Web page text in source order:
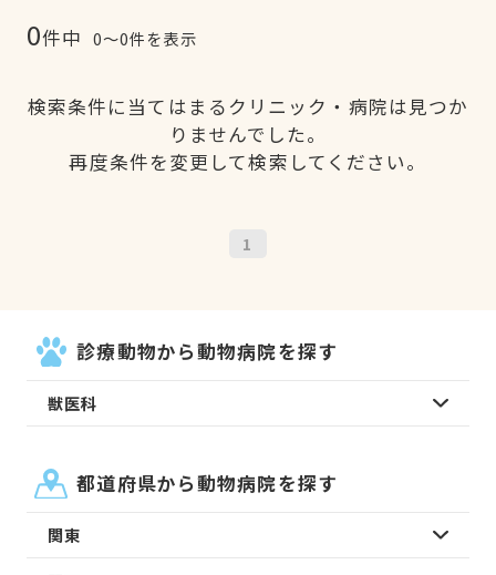
0件中 0〜0件を表示
検索条件に当てはまるクリニック・病院は見つか
りませんでした。
再度条件を変更して検索してください。
1
診療動物から動物病院を探す
獣医科
都道府県から動物病院を探す
関東